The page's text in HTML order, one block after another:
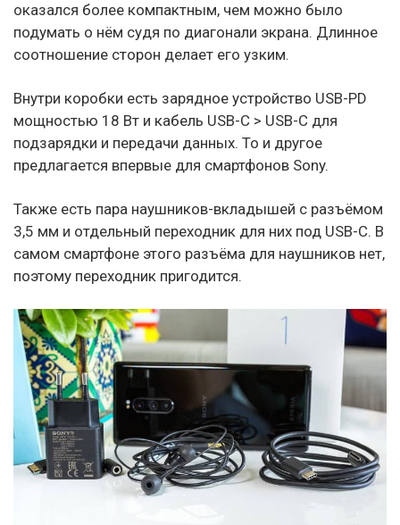
оказался более компактным, чем можно было
подумать о нём судя по диагонали экрана. Длинное
соотношение сторон делает его узким.
Внутри коробки есть зарядное устройство USB-PD
мощностью 18 Вт и кабель USB-C > USB-C для
подзарядки и передачи данных. То и другое
предлагается впервые для смартфонов Sony.
Также есть пара наушников-вкладышей с разъёмом
3,5 мм и отдельный переходник для них под USB-C. В
самом смартфоне этого разъёма для наушников нет,
поэтому переходник пригодится.